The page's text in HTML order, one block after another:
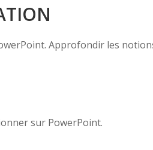
Approfondir les
sur PowerPoint.